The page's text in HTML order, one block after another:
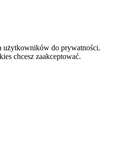
użytkowników do prywatności.
chcesz zaakceptować.